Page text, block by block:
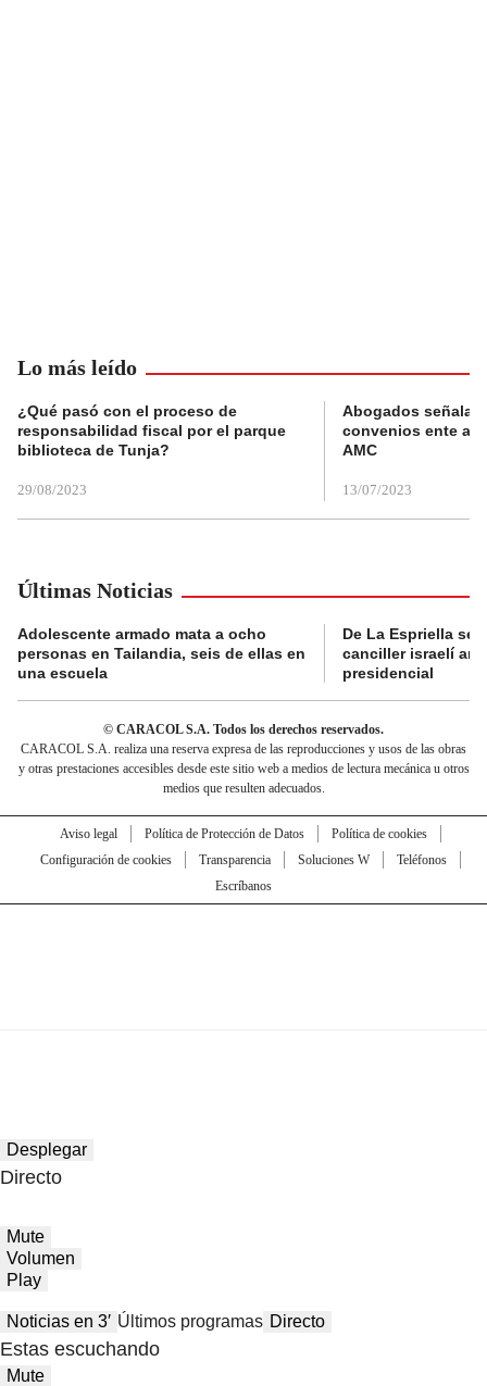
Lo más leído
¿Qué pasó con el proceso de
responsabilidad fiscal por el parque
biblioteca de Tunja?
29/08/2023
Abogados
convenios ente
AMC
13/07/2023
Últimas Noticias
Adolescente armado mata a ocho
personas en Tailandia, seis de ellas en
una escuela
De La Espriella se
canciller israelí
presidencial
© CARACOL S.A. Todos los derechos reservados.
CARACOL S.A. realiza una reserva expresa de las reproducciones y usos de las obras
y otras prestaciones accesibles desde este sitio web a medios de lectura mecánica u otros
medios que resulten adecuados.
Aviso legal Política de Protección de Datos
Política de cookies
Configuración de cookies
Transparencia Soluciones W
Teléfonos
Escríbanos
Desplegar
Directo
Mute
Volumen
Play
Noticias en 3′ Últimos programas Directo
Estas escuchando
Mute